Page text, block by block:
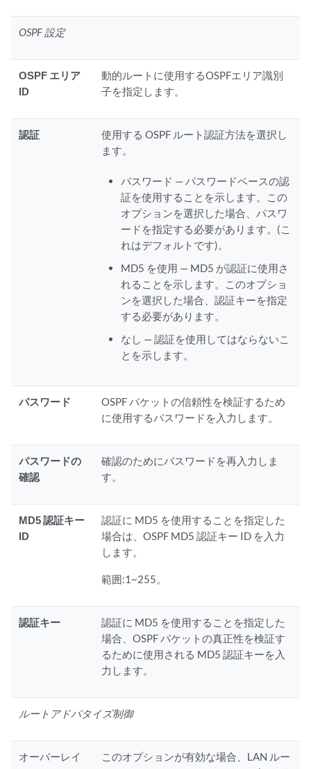
OSPF 設定
OSPF エリア
ID
動的ルートに使用するOSPFエリア識別
子を指定します。
認証
使用する OSPF ルート認証方法を選択し
ます。
パスワード — パスワードベースの認
証を使用することを示します。この
オプションを選択した場合、パスワ
ードを指定する必要があります。(こ
れはデフォルトです)。
MD5 を使用 — MD5 が認証に使用さ
れることを示します。このオプショ
ンを選択した場合、認証キーを指定
する必要があります。
なし — 認証を使用してはならないこ
とを示します。
パスワード
OSPF パケットの信頼性を検証するため
に使用するパスワードを入力します。
パスワードの
確認
確認のためにパスワードを再入力しま
す。
MD5 認証キー
ID
認証に MD5 を使用することを指定した
場合は、OSPF MD5 認証キー ID を入力
します。
範囲:1~255。
認証キー
認証に MD5 を使用することを指定した
場合、OSPF パケットの真正性を検証す
るために使用される MD5 認証キーを入
力します。
ルートアドバタイズ制御
オーバーレイ
このオプションが有効な場合、LAN ルー